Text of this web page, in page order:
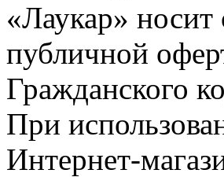
«Лаукар» носит
публичной
Гражданского
При
Интернет-